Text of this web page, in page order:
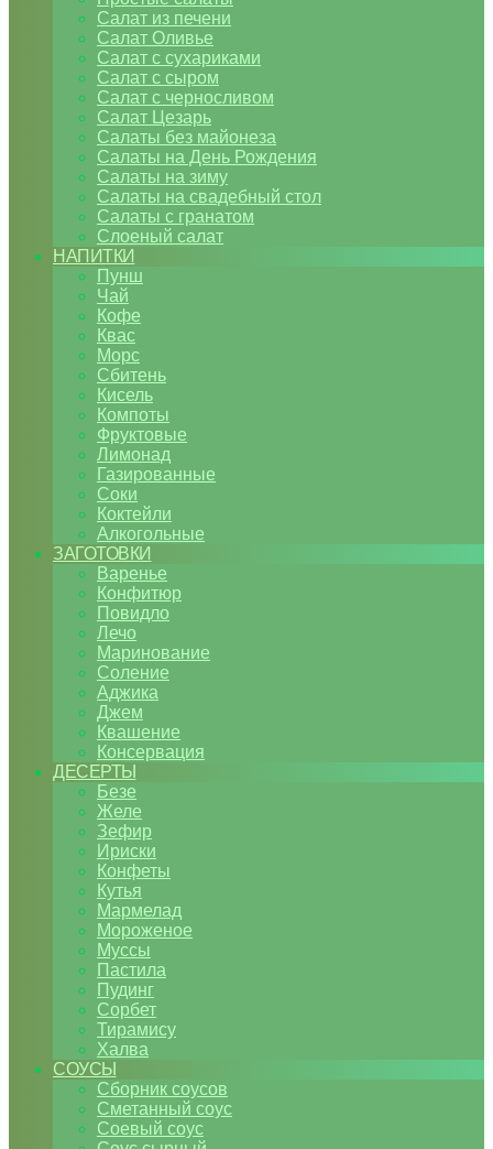
Салат из печени
Салат Оливье
Салат с сухариками
Салат с сыром
Салат с черносливом
Салат Цезарь
Салаты без майонеза
Салаты на День Рождения
Салаты на зиму
Салаты на свадебный стол
Салаты с гранатом
Слоеный салат
НАПИТКИ
Пунш
Чай
Кофе
Квас
Морс
Сбитень
Кисель
Компоты
Фруктовые
Лимонад
Газированные
Соки
Коктейли
Алкогольные
ЗАГОТОВКИ
Варенье
Конфитюр
Повидло
Лечо
Маринование
Соление
Аджика
Джем
Квашение
Консервация
ДЕСЕРТЫ
Безе
Желе
Зефир
Ириски
Конфеты
Кутья
Мармелад
Мороженое
Муссы
Пастила
Пудинг
Сорбет
Тирамису
Халва
СОУСЫ
Сборник соусов
Сметанный соус
Соевый соус